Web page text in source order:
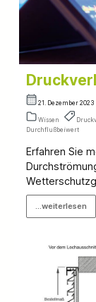
21. Dezember 2023
Wissen
Durchflußbeiwert
Erfahren Sie
...weiterlesen